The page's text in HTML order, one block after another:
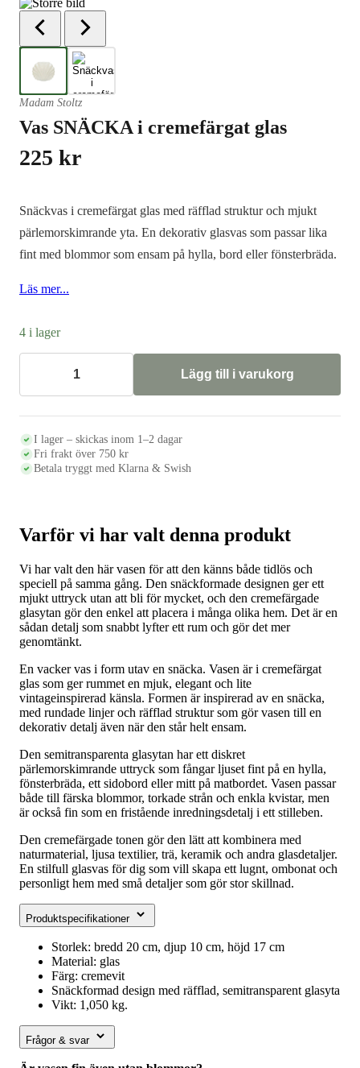
Madam Stoltz
Vas SNÄCKA i cremefärgat glas
225 kr
Snäckvas i cremefärgat glas med räfflad struktur och mjukt
pärlemorskimrande yta. En dekorativ glasvas som passar lika
fint med blommor som ensam på hylla, bord eller fönsterbräda.
Läs mer...
4 i lager
SNÄCKA
glas
mängd
Lägg till i varukorg
I lager – skickas inom 1–2 dagar
Fri frakt över 750 kr
Betala tryggt med Klarna & Swish
Varför vi har valt denna produkt
Vi har valt den här vasen för att den känns både tidlös och
speciell på samma gång. Den snäckformade designen ger ett
mjukt uttryck utan att bli för mycket, och den cremefärgade
glasytan gör den enkel att placera i många olika hem. Det är en
sådan detalj som snabbt lyfter ett rum och gör det mer
genomtänkt.
En vacker vas i form utav en snäcka. Vasen är i cremefärgat
glas som ger rummet en mjuk, elegant och lite
vintageinspirerad känsla. Formen är inspirerad av en snäcka,
med rundade linjer och räfflad struktur som gör vasen till en
dekorativ detalj även när den står helt ensam.
Den semitransparenta glasytan har ett diskret
pärlemorskimrande uttryck som fångar ljuset fint på en hylla,
fönsterbräda, ett sidobord eller mitt på matbordet. Vasen passar
både till färska blommor, torkade strån och enkla kvistar, men
är också fin som en fristående inredningsdetalj i ett stilleben.
Den cremefärgade tonen gör den lätt att kombinera med
naturmaterial, ljusa textilier, trä, keramik och andra glasdetaljer.
En stilfull glasvas för dig som vill skapa ett lugnt, ombonat och
personligt hem med små detaljer som gör stor skillnad.
Produktspecifikationer
Storlek: bredd 20 cm, djup 10 cm, höjd 17 cm
Material: glas
Färg: cremevit
Snäckformad design med räfflad, semitransparent glasyta
Vikt: 1,050 kg.
Frågor & svar